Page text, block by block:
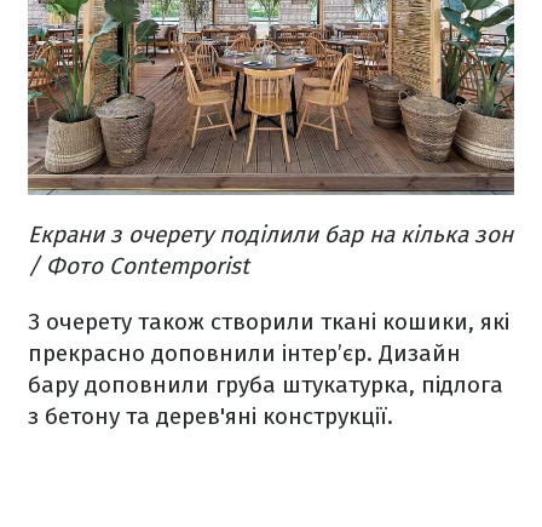
Екрани з очерету поділили бар на кілька зон
/ Фото Сontemporist
З очерету також створили ткані кошики, які
прекрасно доповнили інтер’єр. Дизайн
бару доповнили груба штукатурка, підлога
з бетону та дерев'яні конструкції.